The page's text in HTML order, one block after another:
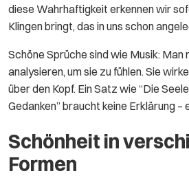
diese Wahrhaftigkeit erkennen wir
Klingen bringt, das in uns schon
Schöne Sprüche sind wie Musik: Man
analysieren, um sie zu fühlen. Sie
über den Kopf. Ein Satz wie “Die
Gedanken” braucht keine Erklärung
Schönheit in
Formen